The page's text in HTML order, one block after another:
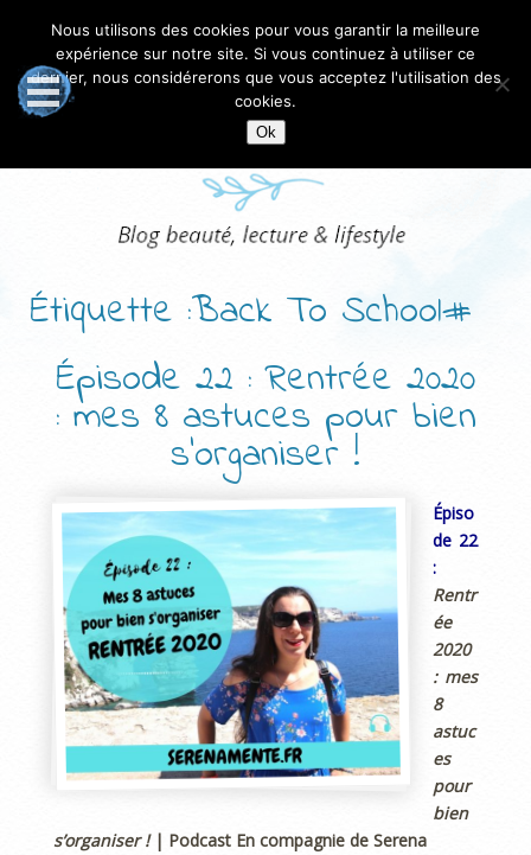
Étiquette :Back To School#
Épisode 22 : Rentrée 2020
: mes 8 astuces pour bien
s’organiser !
Épiso
de 22
:
Rentr
ée
2020
: mes
8
astuc
es
pour
bien
s’organiser !| Podcast En compagnie de Serena
Nous utilisons des cookies pour vous garantir la meilleure
expérience sur notre site. Si vous continuez à utiliser ce
dernier, nous considérerons que vous acceptez l'utilisation des
cookies.
Ok